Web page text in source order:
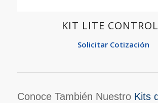
KIT LITE
Solicitar Cotización
Conoce También Nuestro Kits